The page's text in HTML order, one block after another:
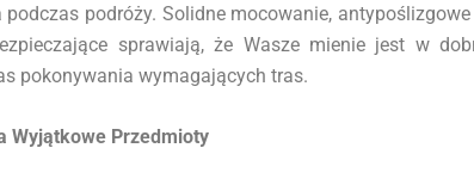
podczas podróży. Solidne mocowanie,
sprawiają, że Wasze mienie jest w
pokonywania wymagających tras.
Wyjątkowe Przedmioty